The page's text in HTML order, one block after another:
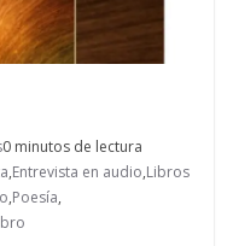
0 minutos de lectura
,Entrevista en audio,Libros
,Poesía,